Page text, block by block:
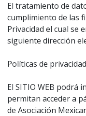
El tratamiento de
cumplimiento de las
Privacidad el cual se
siguiente dirección
Políticas de privacidad
El SITIO WEB podrá
permitan acceder a
de Asociación